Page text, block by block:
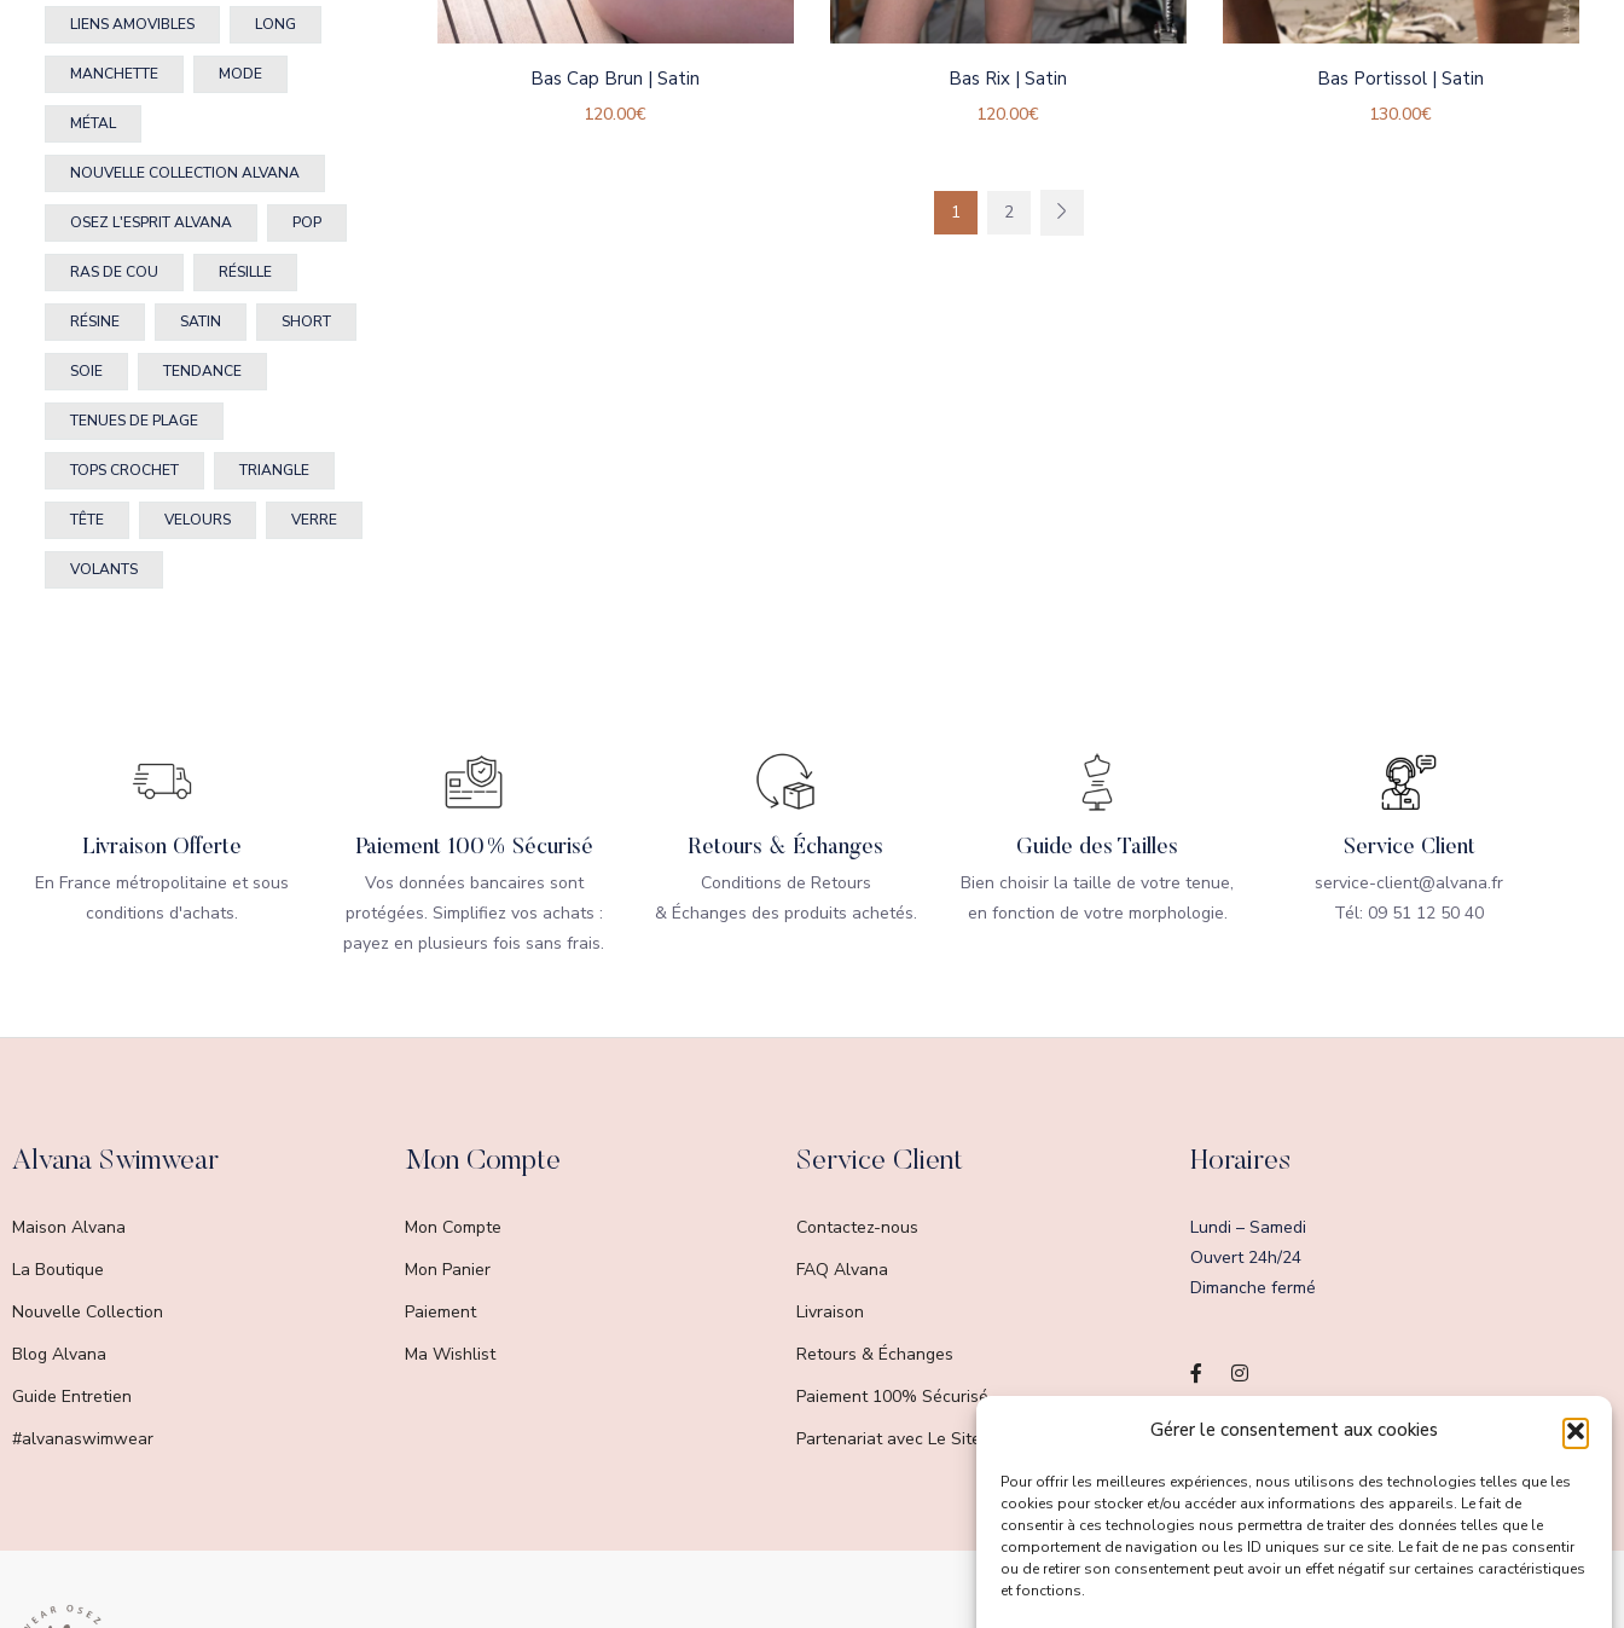
Gérer le consentement aux cookies
Pour offrir les meilleures expériences, nous utilisons des technologies telles que les
cookies pour stocker et/ou accéder aux informations des appareils. Le fait de
consentir à ces technologies nous permettra de traiter des données telles que le
comportement de navigation ou les ID uniques sur ce site. Le fait de ne pas consentir
ou de retirer son consentement peut avoir un effet négatif sur certaines caractéristiques
et fonctions.
LIENS AMOVIBLES LONG
MANCHETTE MODE
MÉTAL
NOUVELLE COLLECTION ALVANA
OSEZ L'ESPRIT ALVANA POP
RAS DE COU RÉSILLE
RÉSINE SATIN SHORT
SOIE TENDANCE
TENUES DE PLAGE
TOPS CROCHET TRIANGLE
TÊTE VELOURS VERRE
VOLANTS
Bas Cap Brun | Satin
120.00€
Bas Rix | Satin
120.00€
Bas Portissol | Satin
130.00€
1 2
Livraison Offerte
En France métropolitaine et sous
conditions d'achats.
Paiement 100% Sécurisé
Vos données bancaires sont
protégées. Simplifiez vos achats :
payez en plusieurs fois sans frais.
Retours & Échanges
Conditions de Retours
& Échanges des produits achetés.
Guide des Tailles
Bien choisir la taille de votre tenue,
en fonction de votre morphologie.
Service Client
service-client@alvana.fr
Tél: 09 51 12 50 40
Alvana Swimwear
Maison Alvana
La Boutique
Nouvelle Collection
Blog Alvana
Guide Entretien
#alvanaswimwear
Mon Compte
Mon Compte
Mon Panier
Paiement
Ma Wishlist
Service Client
Contactez-nous
FAQ Alvana
Livraison
Retours & Échanges
Paiement 100% Sécurisé
Partenariat avec Le Site Du Made In France
Horaires
Lundi – Samedi
Ouvert 24h/24
Dimanche fermé